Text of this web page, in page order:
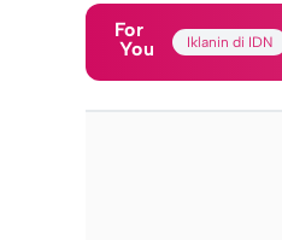
For
You
Iklanin di IDN